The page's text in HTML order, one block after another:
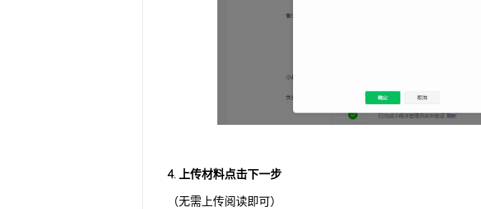
4. 上传材料点击下一步
（无需上传阅读即可）